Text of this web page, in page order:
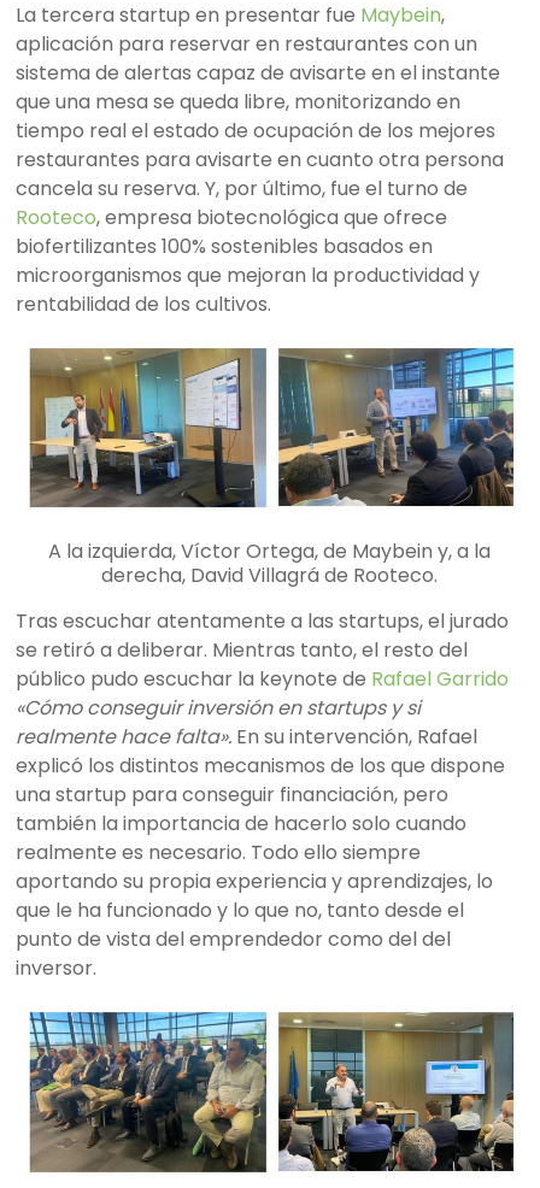
La tercera startup en presentar fue Maybein,
aplicación para reservar en restaurantes con un
sistema de alertas capaz de avisarte en el instante
que una mesa se queda libre, monitorizando en
tiempo real el estado de ocupación de los mejores
restaurantes para avisarte en cuanto otra persona
cancela su reserva. Y, por último, fue el turno de
Rooteco, empresa biotecnológica que ofrece
biofertilizantes 100% sostenibles basados en
microorganismos que mejoran la productividad y
rentabilidad de los cultivos.
A la izquierda, Víctor Ortega, de Maybein y, a la
derecha, David Villagrá de Rooteco.
Tras escuchar atentamente a las startups, el jurado
se retiró a deliberar. Mientras tanto, el resto del
público pudo escuchar la keynote de Rafael Garrido
«Cómo conseguir inversión en startups y si
realmente hace falta». En su intervención, Rafael
explicó los distintos mecanismos de los que dispone
una startup para conseguir financiación, pero
también la importancia de hacerlo solo cuando
realmente es necesario. Todo ello siempre
aportando su propia experiencia y aprendizajes, lo
que le ha funcionado y lo que no, tanto desde el
punto de vista del emprendedor como del del
inversor.